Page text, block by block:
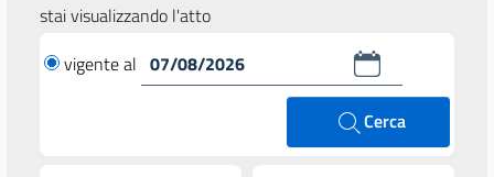
stai visualizzando l'atto
vigente al
Cerca